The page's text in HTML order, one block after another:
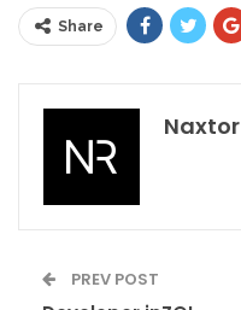
Share
Naxtor
PREV POST